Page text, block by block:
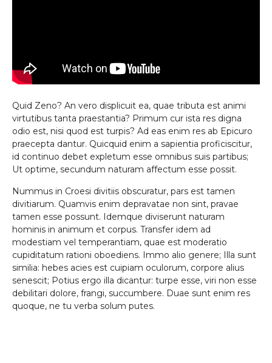
Video
Quid Zeno? An vero displicuit ea, quae tributa est animi
virtutibus tanta praestantia? Primum cur ista res digna
odio est, nisi quod est turpis? Ad eas enim res ab Epicuro
praecepta dantur. Quicquid enim a sapientia proficiscitur,
id continuo debet expletum esse omnibus suis partibus;
Ut optime, secundum naturam affectum esse possit.
Nummus in Croesi divitiis obscuratur, pars est tamen
divitiarum. Quamvis enim depravatae non sint, pravae
tamen esse possunt. Idemque diviserunt naturam
hominis in animum et corpus. Transfer idem ad
modestiam vel temperantiam, quae est moderatio
cupiditatum rationi oboediens. Immo alio genere; Illa sunt
similia: hebes acies est cuipiam oculorum, corpore alius
senescit; Potius ergo illa dicantur: turpe esse, viri non esse
debilitari dolore, frangi, succumbere. Duae sunt enim res
quoque, ne tu verba solum putes.